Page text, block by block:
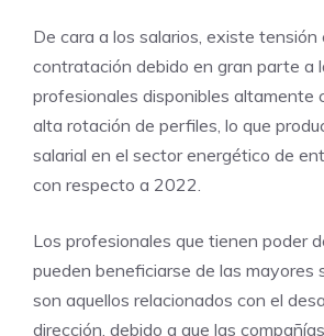
De cara a los salarios, existe tensión
contratación debido en gran parte a
profesionales disponibles altamente
alta rotación de perfiles, lo que
salarial en el sector energético de
con respecto a 2022.
Los profesionales que tienen poder
pueden beneficiarse de las mayores
son aquellos relacionados con el
dirección, debido a que las